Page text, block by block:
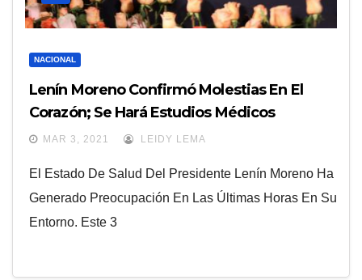
NACIONAL
Lenín Moreno Confirmó Molestias En El
Corazón; Se Hará Estudios Médicos
MAR 3, 2021 LEIDY LEMA
El Estado De Salud Del Presidente Lenín Moreno Ha
Generado Preocupación En Las Últimas Horas En Su
Entorno. Este 3